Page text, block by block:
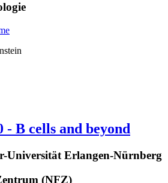
B cells and beyond
Universität Erlangen-Nürnberg
(NFZ)